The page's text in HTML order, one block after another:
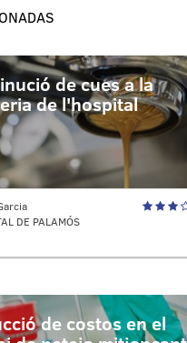
de cues a la
de l'hospital
DE PALAMÓS
de costos en el